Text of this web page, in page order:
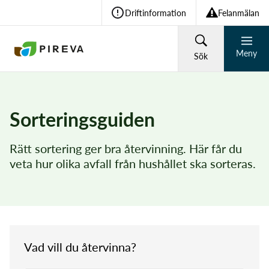
Driftinformation Felanmälan
Sök Meny
Vad söker du?
Sorteringsguiden
Rätt sortering ger bra återvinning. Här får du
veta hur olika avfall från hushållet ska sorteras.
Vad vill du återvinna?